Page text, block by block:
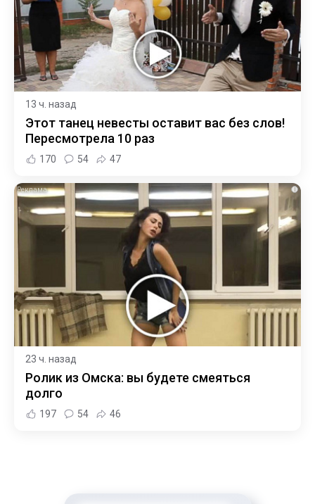
13 ч. назад
Этот танец невесты оставит вас без слов!
Пересмотрела 10 раз
170 54 47
i
23 ч. назад
Ролик из Омска: вы будете смеяться
долго
197 54 46